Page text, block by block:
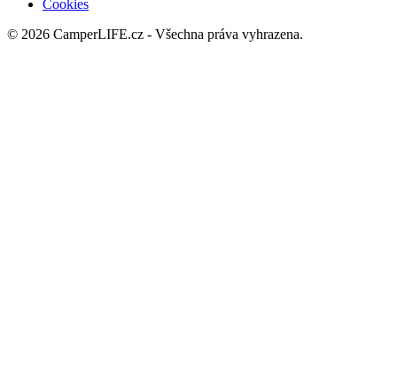
Cookies
© 2026 CamperLIFE.cz - Všechna práva vyhrazena.